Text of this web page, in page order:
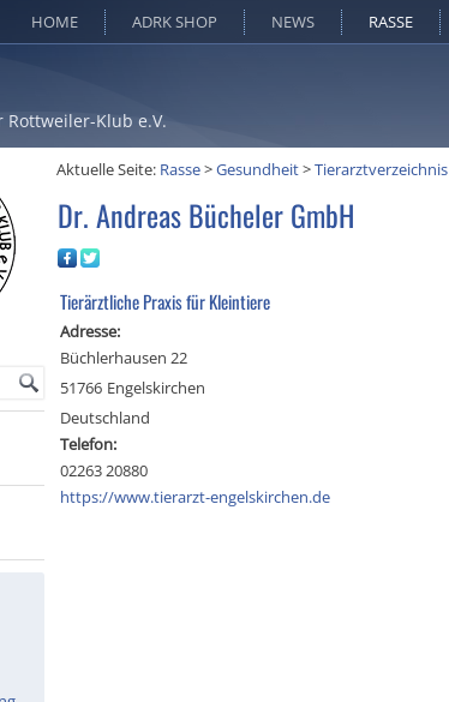
HOME ADRK SHOP NEWS RASSE
Klub e.V.
Aktuelle Seite: Rasse>Gesundheit>Tierarztverzeichnis
Dr. Andreas Bücheler GmbH
Tierärztliche Praxis für Kleintiere
Adresse:
Büchlerhausen 22
51766 Engelskirchen
Deutschland
Telefon:
02263 20880
https://www.tierarzt-engelskirchen.de